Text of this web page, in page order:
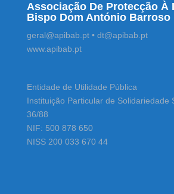
Associação De Protecção À
Bispo Dom António Barroso
geral@apibab.pt • dt@apibab.pt
www.apibab.pt
Entidade de Utilidade Pública
Instituição Particular de Solidariedade
36/88
NIF: 500 878 650
NISS 200 033 670 44